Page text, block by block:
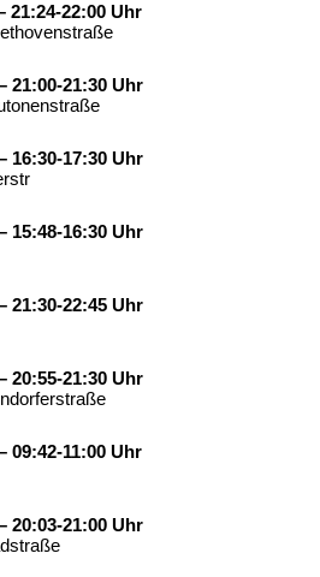
21:24-22:00 Uhr
21:00-21:30 Uhr
16:30-17:30 Uhr
15:48-16:30 Uhr
21:30-22:45 Uhr
20:55-21:30 Uhr
09:42-11:00 Uhr
20:03-21:00 Uhr